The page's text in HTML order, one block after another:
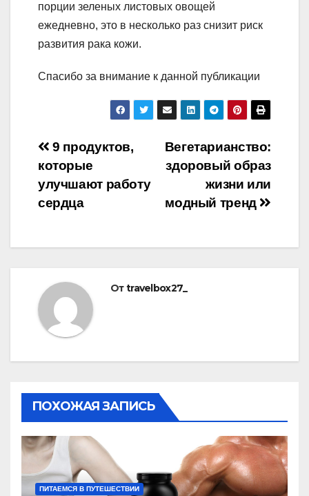
порции зеленых листовых овощей
ежедневно, это в несколько раз снизит риск
развития рака кожи.
Спасибо за внимание к данной публикации
Навигация
по
записям
Вегетарианство:
здоровый образ
жизни или
модный тренд
9 продуктов,
которые
улучшают работу
сердца
Отtravelbox27_
ПОХОЖАЯ ЗАПИСЬ
ПИТАЕМСЯ В ПУТЕШЕСТВИИ